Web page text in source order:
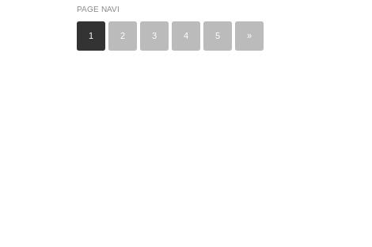
PAGE NAVI
1 2 3 4 5 »